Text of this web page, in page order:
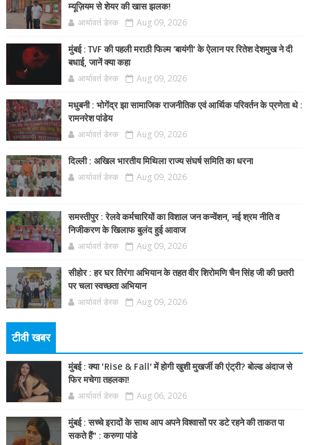
म्यूज़ियम से शेयर की खास झलक!
आर्यावर्त डेस्क Aug 09, 2026
मुंबई : TVF की पहली मराठी फिल्म 'बायंगी' के ऐलान पर रितेश देशमुख ने दी
बधाई, जानें क्या कहा
आर्यावर्त डेस्क Aug 09, 2026
मधुबनी : भोगेंद्र झा सामाजिक राजनीतिक एवं आर्थिक परिवर्तन के प्रणेता थे :
रामनरेश पांडेय
आर्यावर्त डेस्क Aug 09, 2026
दिल्ली : अखिल भारतीय मिथिला राज्य संघर्ष समिति का धरना
आर्यावर्त डेस्क Aug 09, 2026
समस्तीपुर : रेलवे कर्मचारियों का विशाल जन कन्वेंशन, नई श्रम नीति व
निजीकरण के खिलाफ बुलंद हुई आवाज
आर्यावर्त डेस्क Aug 09, 2026
सीहोर : हर घर तिरंगा अभियान के तहत वीर शिरोमणि चैन सिंह जी की छतरी
पर चला स्वच्छता अभियान
आर्यावर्त डेस्क Aug 09, 2026
टीवी खबर
मुंबई : क्या ‘Rise & Fall’ में होगी खुशी मुखर्जी की एंट्री? बोल्ड अंदाज से
फिर मचेगा तहलका!
आर्यावर्त डेस्क Aug 06, 2026
मुंबई : सच्चे इरादों के साथ आप अपने विश्वासों पर डटे रहने की ताकत पा
सकते हैं” : करुणा पांडे